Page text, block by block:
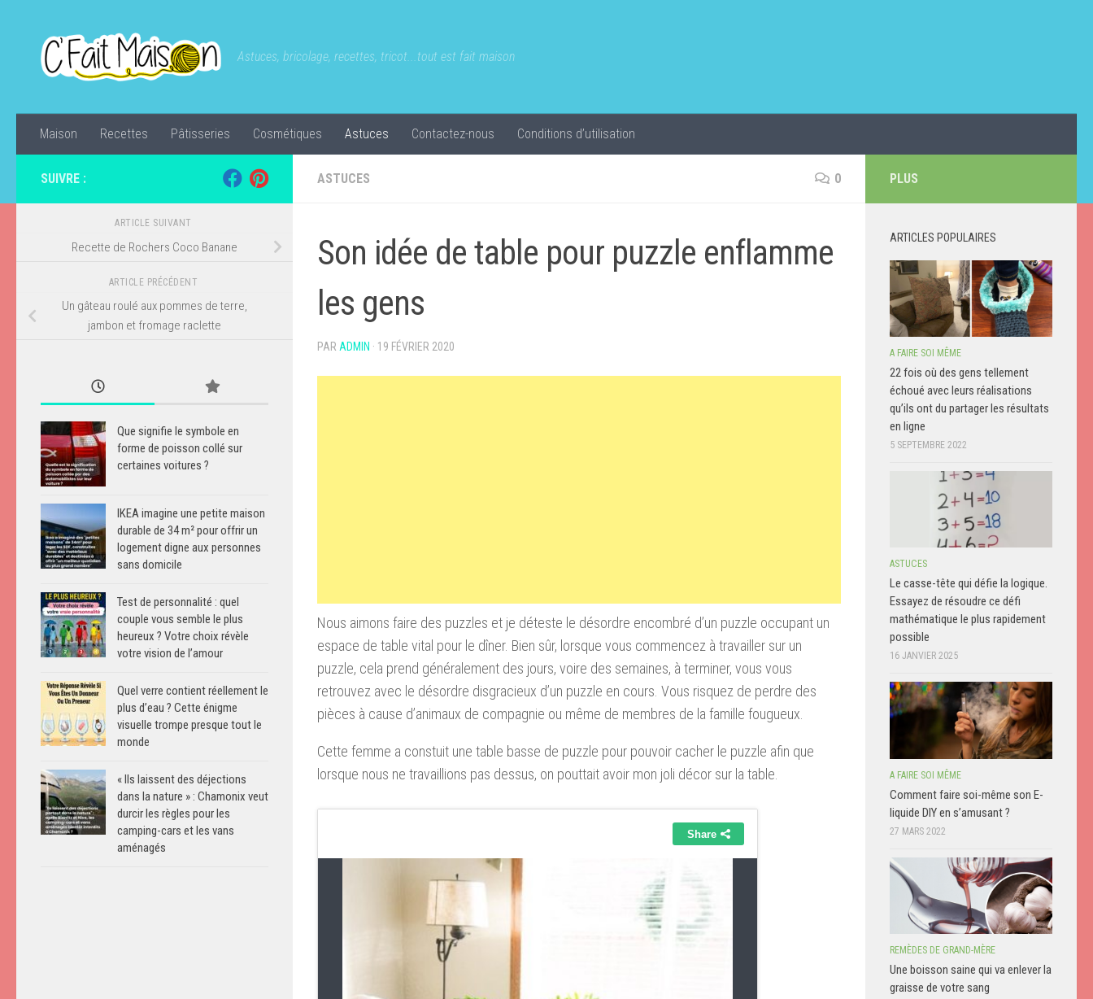
Astuces, bricolage, recettes, tricot...tout est fait maison
Maison Recettes Pâtisseries Cosmétiques Astuces Contactez-nous Conditions d’utilisation
ASTUCES 0
Son idée de table pour puzzle enflamme
les gens
PAR ADMIN · 19 FÉVRIER 2020
Nous aimons faire des puzzles et je déteste le désordre encombré d’un puzzle occupant un
espace de table vital pour le dîner. Bien sûr, lorsque vous commencez à travailler sur un
puzzle, cela prend généralement des jours, voire des semaines, à terminer, vous vous
retrouvez avec le désordre disgracieux d’un puzzle en cours. Vous risquez de perdre des
pièces à cause d’animaux de compagnie ou même de membres de la famille fougueux.
Cette femme a constuit une table basse de puzzle pour pouvoir cacher le puzzle afin que
lorsque nous ne travaillions pas dessus, on pouttait avoir mon joli décor sur la table.
SUIVRE :
ARTICLE SUIVANT
Recette de Rochers Coco Banane
ARTICLE PRÉCÉDENT
Un gâteau roulé aux pommes de terre,
jambon et fromage raclette
Que signifie le symbole en
forme de poisson collé sur
certaines voitures ?
IKEA imagine une petite maison
durable de 34 m² pour offrir un
logement digne aux personnes
sans domicile
Test de personnalité : quel
couple vous semble le plus
heureux ? Votre choix révèle
votre vision de l’amour
Quel verre contient réellement le
plus d’eau ? Cette énigme
visuelle trompe presque tout le
monde
« Ils laissent des déjections
dans la nature » : Chamonix veut
durcir les règles pour les
camping-cars et les vans
aménagés
PLUS
ARTICLES POPULAIRES
A FAIRE SOI MÊME
22 fois où des gens tellement
échoué avec leurs réalisations
qu’ils ont du partager les résultats
en ligne
5 SEPTEMBRE 2022
ASTUCES
Le casse-tête qui défie la logique.
Essayez de résoudre ce défi
mathématique le plus rapidement
possible
16 JANVIER 2025
A FAIRE SOI MÊME
Comment faire soi-même son E-
liquide DIY en s’amusant ?
27 MARS 2022
REMÈDES DE GRAND-MÈRE
Une boisson saine qui va enlever la
graisse de votre sang